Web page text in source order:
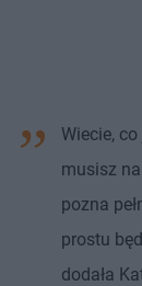
Wiecie,
musisz
pozna
prostu
dodała